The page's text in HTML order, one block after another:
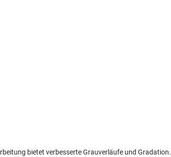
bietet verbesserte Grauverläufe und Gradation.